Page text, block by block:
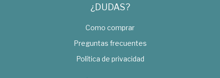
¿DUDAS?
Como comprar
Preguntas frecuentes
Política de privacidad